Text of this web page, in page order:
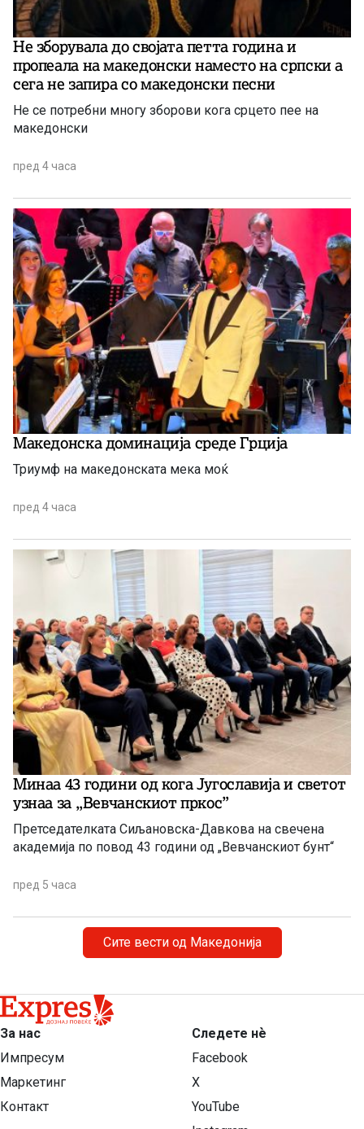
Не зборувала до својата петта година и
пропеала на македонски наместо на српски а
сега не запира со македонски песни
Не се потребни многу зборови кога срцето пее на
македонски
пред 4 часа
Македонска доминација среде Грција
Триумф на македонската мека моќ
пред 4 часа
Минаа 43 години од кога Југославија и светот
узнаа за ,,Вевчанскиот пркос”
Претседателката Сиљановска-Давкова на свечена
академија по повод 43 години од „Вевчанскиот бунт“
пред 5 часа
Сите вести од Македонија
За нас
Импресум
Маркетинг
Контакт
Следете нѐ
Facebook
X
YouTube